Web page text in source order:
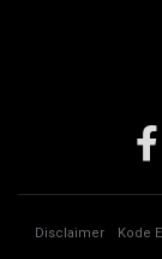
Disclaimer Kode